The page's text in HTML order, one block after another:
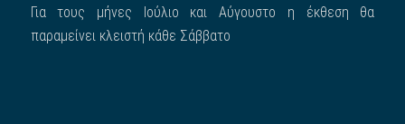
Για τους μήνες Ιούλιο και Αύγουστο η έκθεση θα
παραμείνει κλειστή κάθε Σάββατο